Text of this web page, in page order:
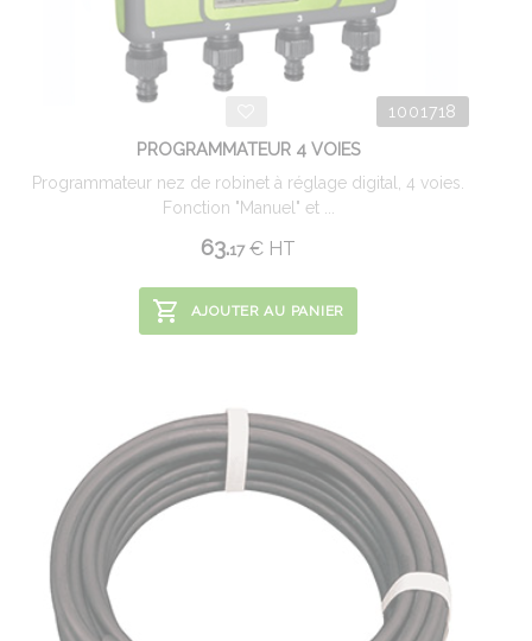
1001718
PROGRAMMATEUR 4 VOIES
Programmateur nez de robinet à réglage digital, 4 voies.
Fonction "Manuel" et ...
63.17 € HT
AJOUTER AU PANIER